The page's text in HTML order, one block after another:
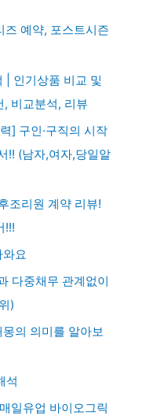
예약, 포스트시즌
| 인기상품 비교 및
비교분석, 리뷰
] 구인·구직의 시작
!! (남자,여자,당일알
조리원 계약 리뷰!
!!!
요
다중채무 관계없이
)
의 의미를 알아보
석
일유업 바이오그릭